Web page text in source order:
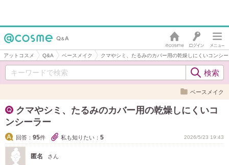
アットコスメ Q&A ベースメイク クマやシミ、たるみのカバー用の乾燥しにくいコンシ
ベースメイク
クマやシミ、たるみのカバー用の乾燥しにくいコ
ンシーラー
回答： 95件 私も知りたい： 5 2026/5/23 19:43
匿名 さん